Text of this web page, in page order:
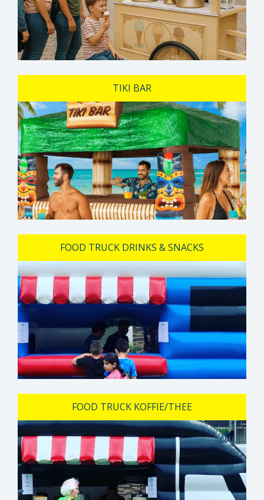
TIKI BAR
FOOD TRUCK DRINKS & SNACKS
FOOD TRUCK KOFFIE/THEE